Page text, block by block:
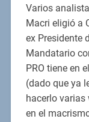
Varios
Macri eligió a
ex Presidente
Mandatario
PRO tiene en
(dado que ya
hacerlo varias
en el